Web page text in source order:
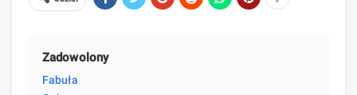
Zadowolony
Fabuła